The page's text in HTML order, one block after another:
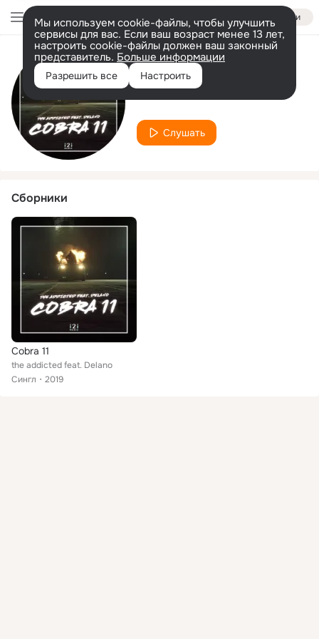
Войти
Мы используем cookie-файлы, чтобы улучшить
сервисы для вас. Если ваш возраст менее 13 лет,
настроить cookie-файлы должен ваш законный
представитель. Больше информации
Разрешить все Настроить
Исполнитель
The Addicted
Слушать
Сборники
Cobra 11
the addicted feat. Delano
Сингл
2019